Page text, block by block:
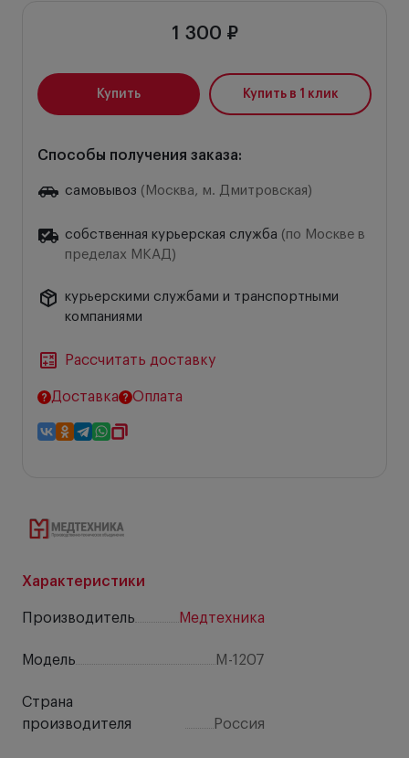
Характеристики
Производитель Медтехника
Модель M-1207
Страна
производителя
Россия
1 300 ₽
Купить Купить в 1 клик
Способы получения заказа:
самовывоз (Москва, м. Дмитровская)
собственная курьерская служба (по Москве в
пределах МКАД)
курьерскими службами и транспортными
компаниями
Рассчитать доставку
Доставка Оплата